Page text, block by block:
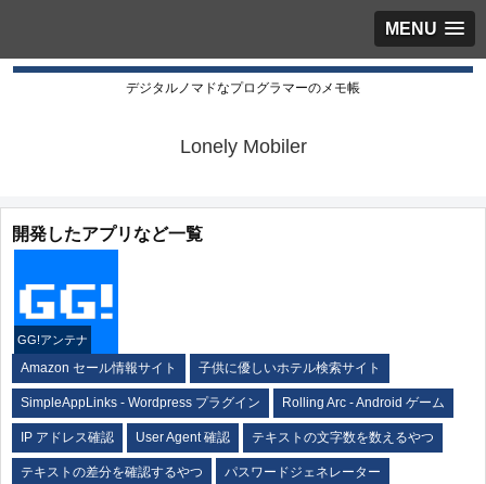
MENU
デジタルノマドなプログラマーのメモ帳
Lonely Mobiler
開発したアプリなど一覧
GG!アンテナ
Amazon セール情報サイト 子供に優しいホテル検索サイト
SimpleAppLinks - Wordpress プラグイン Rolling Arc - Android ゲーム
IP アドレス確認 User Agent 確認 テキストの文字数を数えるやつ
テキストの差分を確認するやつ パスワードジェネレーター